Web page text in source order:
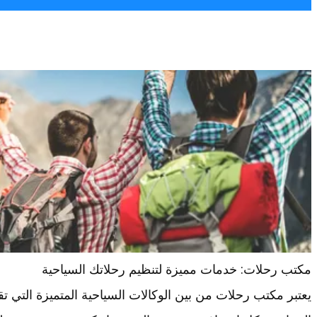
مكتب رحلات: خدمات مميزة لتنظيم رحلاتك السياحية
يعتبر مكتب رحلات من بين الوكالات السياحية المتميزة